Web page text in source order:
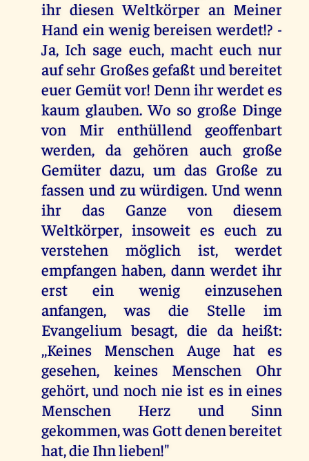
ihr diesen Weltkörper an Meiner
Hand ein wenig bereisen werdet!? -
Ja, Ich sage euch, macht euch nur
auf sehr Großes gefaßt und bereitet
euer Gemüt vor! Denn ihr werdet es
kaum glauben. Wo so große Dinge
von Mir enthüllend geoffenbart
werden, da gehören auch große
Gemüter dazu, um das Große zu
fassen und zu würdigen. Und wenn
ihr das Ganze von diesem
Weltkörper, insoweit es euch zu
verstehen möglich ist, werdet
empfangen haben, dann werdet ihr
erst ein wenig einzusehen
anfangen, was die Stelle im
Evangelium besagt, die da heißt:
,,Keines Menschen Auge hat es
gesehen, keines Menschen Ohr
gehört, und noch nie ist es in eines
Menschen Herz und Sinn
gekommen, was Gott denen bereitet
hat, die Ihn lieben!"